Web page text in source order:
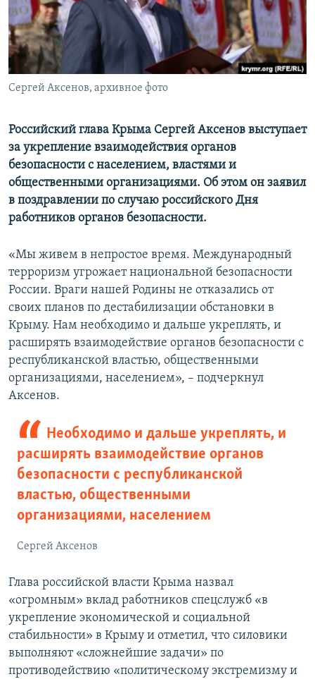
ПОБЕДИТЕЛЕЙ НЕ СУДЯТ?
КРЫМ.НЕПОКОРЕННЫЙ
ELIFBE
УКРАИНСКАЯ ПРОБЛЕМА КРЫМА
ПРИСОЕДИНЯЙТЕСЬ!
Сергей Аксенов, архивное фото
Российский глава Крыма Сергей Аксенов выступает
за укрепление взаимодействия органов
безопасности с населением, властями и
общественными организациями. Об этом он заявил
в поздравлении по случаю российского Дня
работников органов безопасности.
«Мы живем в непростое время. Международный
терроризм угрожает национальной безопасности
России. Враги нашей Родины не отказались от
своих планов по дестабилизации обстановки в
Крыму. Нам необходимо и дальше укреплять, и
расширять взаимодействие органов безопасности с
республиканской властью, общественными
организациями, населением», – подчеркнул
Аксенов.
Необходимо и дальше укреплять, и
расширять взаимодействие органов
безопасности с республиканской
властью, общественными
организациями, населением
Сергей Аксенов
Глава российской власти Крыма назвал
«огромным» вклад работников спецслужб «в
укрепление экономической и социальной
стабильности» в Крыму и отметил, что силовики
выполняют «сложнейшие задачи» по
противодействию «политическому экстремизму и